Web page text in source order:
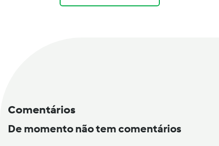
Comentários
De momento não tem comentários